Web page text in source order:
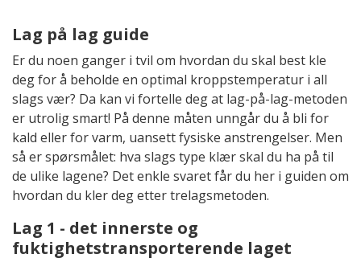
Lag på lag guide
Er du noen ganger i tvil om hvordan du skal best kle
deg for å beholde en optimal kroppstemperatur i all
slags vær? Da kan vi fortelle deg at lag-på-lag-metoden
er utrolig smart! På denne måten unngår du å bli for
kald eller for varm, uansett fysiske anstrengelser. Men
så er spørsmålet: hva slags type klær skal du ha på til
de ulike lagene? Det enkle svaret får du her i guiden om
hvordan du kler deg etter trelagsmetoden.
Lag 1 - det innerste og
fuktighetstransporterende laget